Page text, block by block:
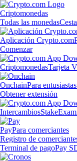
Criptomonedas
Todas las monedas
Aplicación Crypto.com
Comenzar
CriptomonedasTarjeta
OnchainPara
Obtener extensión
IntercambiosStake
PayPara comerciantes
Registro de
Terminal de pagoPay